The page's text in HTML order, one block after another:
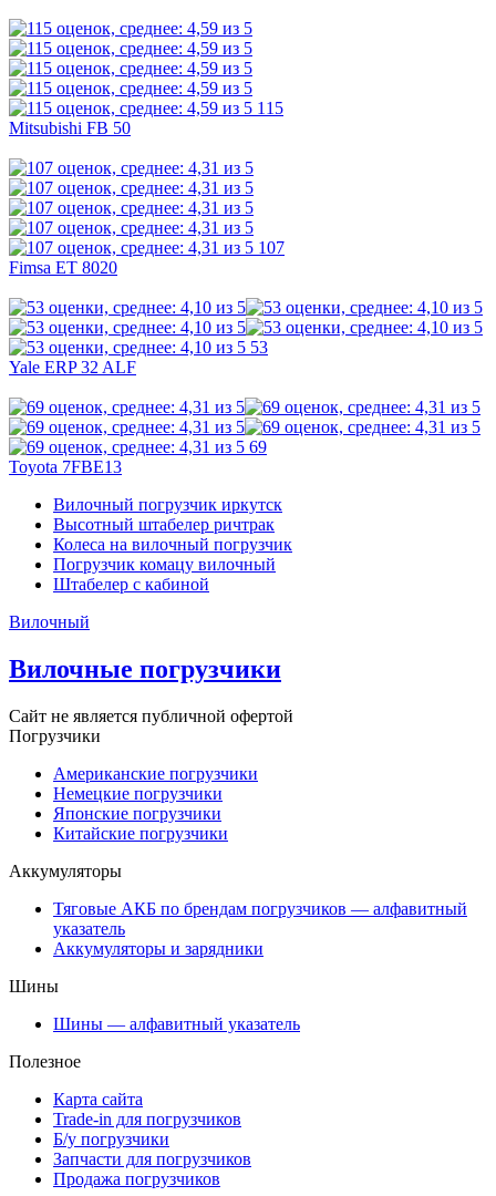
115
Mitsubishi FB 50
107
Fimsa ET 8020
53
Yale ERP 32 ALF
69
Toyota 7FBE13
Вилочный погрузчик иркутск
Высотный штабелер ричтрак
Колеса на вилочный погрузчик
Погрузчик комацу вилочный
Штабелер с кабиной
Вилочный
Вилочные погрузчики
Сайт не является публичной офертой
Погрузчики
Американские погрузчики
Немецкие погрузчики
Японские погрузчики
Китайские погрузчики
Аккумуляторы
Тяговые АКБ по брендам погрузчиков — алфавитный
указатель
Аккумуляторы и зарядники
Шины
Шины — алфавитный указатель
Полезное
Карта сайта
Trade-in для погрузчиков
Б/у погрузчики
Запчасти для погрузчиков
Продажа погрузчиков